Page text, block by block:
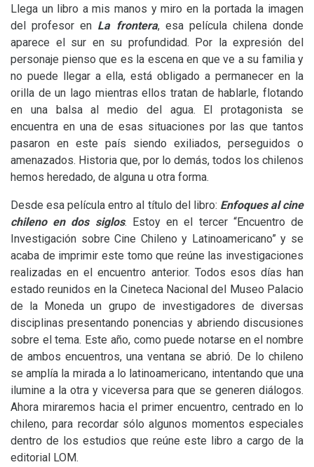
Llega un libro a mis manos y miro en la portada la imagen
del profesor en La frontera, esa película chilena donde
aparece el sur en su profundidad. Por la expresión del
personaje pienso que es la escena en que ve a su familia y
no puede llegar a ella, está obligado a permanecer en la
orilla de un lago mientras ellos tratan de hablarle, flotando
en una balsa al medio del agua. El protagonista se
encuentra en una de esas situaciones por las que tantos
pasaron en este país siendo exiliados, perseguidos o
amenazados. Historia que, por lo demás, todos los chilenos
hemos heredado, de alguna u otra forma.
Desde esa película entro al título del libro: Enfoques al cine
chileno en dos siglos. Estoy en el tercer “Encuentro de
Investigación sobre Cine Chileno y Latinoamericano” y se
acaba de imprimir este tomo que reúne las investigaciones
realizadas en el encuentro anterior. Todos esos días han
estado reunidos en la Cineteca Nacional del Museo Palacio
de la Moneda un grupo de investigadores de diversas
disciplinas presentando ponencias y abriendo discusiones
sobre el tema. Este año, como puede notarse en el nombre
de ambos encuentros, una ventana se abrió. De lo chileno
se amplía la mirada a lo latinoamericano, intentando que una
ilumine a la otra y viceversa para que se generen diálogos.
Ahora miraremos hacia el primer encuentro, centrado en lo
chileno, para recordar sólo algunos momentos especiales
dentro de los estudios que reúne este libro a cargo de la
editorial LOM.